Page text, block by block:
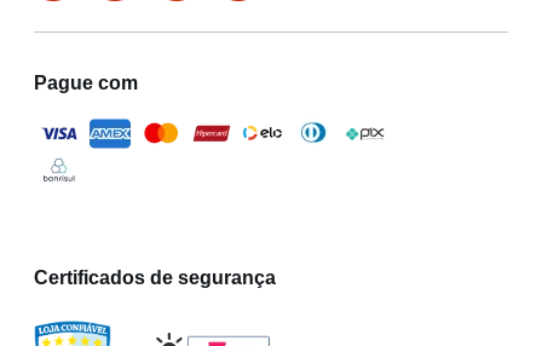
Pague com
Certificados de segurança